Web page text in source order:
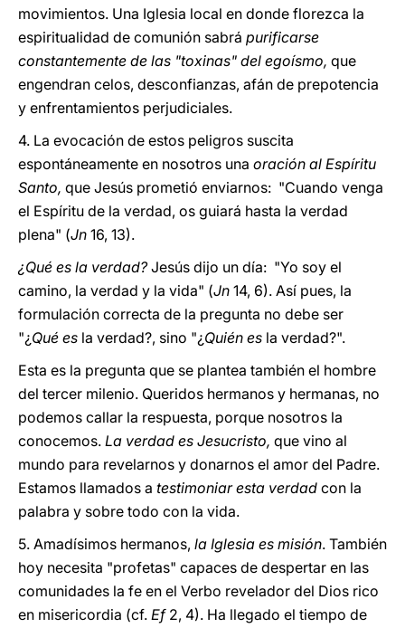
movimientos. Una Iglesia local en donde florezca la
espiritualidad de comunión sabrá purificarse
constantemente de las "toxinas" del egoísmo, que
engendran celos, desconfianzas, afán de prepotencia
y enfrentamientos perjudiciales.
4. La evocación de estos peligros suscita
espontáneamente en nosotros una oración al Espíritu
Santo, que Jesús prometió enviarnos: "Cuando venga
el Espíritu de la verdad, os guiará hasta la verdad
plena" (Jn 16, 13).
¿Qué es la verdad?Jesús dijo un día: "Yo soy el
camino, la verdad y la vida" (Jn 14, 6). Así pues, la
formulación correcta de la pregunta no debe ser
"¿Qué es la verdad?, sino "¿Quién es la verdad?".
Esta es la pregunta que se plantea también el hombre
del tercer milenio. Queridos hermanos y hermanas, no
podemos callar la respuesta, porque nosotros la
conocemos. La verdad es Jesucristo, que vino al
mundo para revelarnos y donarnos el amor del Padre.
Estamos llamados a testimoniar esta verdad con la
palabra y sobre todo con la vida.
5. Amadísimos hermanos, la Iglesia es misión. También
hoy necesita "profetas" capaces de despertar en las
comunidades la fe en el Verbo revelador del Dios rico
en misericordia (cf. Ef2, 4). Ha llegado el tiempo de